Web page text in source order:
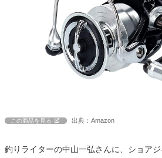
この商品を見る 出典：Amazon
釣りライターの中山一弘さんに、ショア